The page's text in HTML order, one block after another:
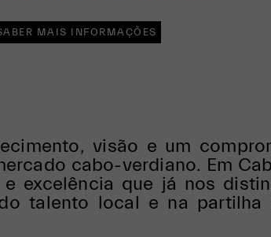
MAIS INFORMAÇÕES
visão e um
cabo-verdiano. Em
excelência que já nos
talento local e na partilha